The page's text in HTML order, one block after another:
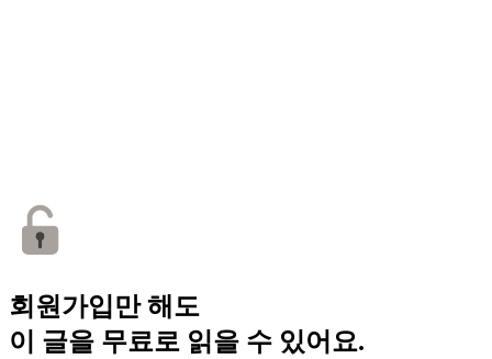
회원가입만 해도
이 글을 무료로 읽을 수 있어요.